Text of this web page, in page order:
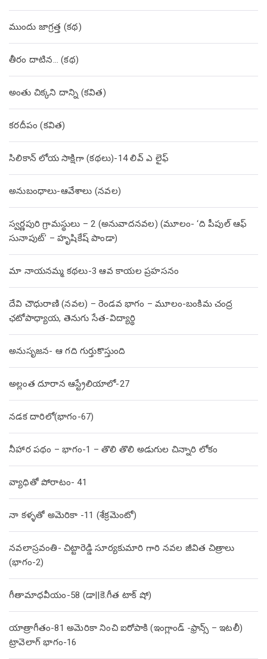
ముందు జాగ్రత్త (క‌థ‌)
తీరం దాటిన… (క‌థ‌)
అంతు చిక్కని దాన్ని (కవిత)
కరదీపం (కవిత)
సిలికాన్ లోయ సాక్షిగా (కథలు)-14 లివ్ ఎ లైఫ్
అనుబంధాలు-ఆవేశాలు (నవల)
స్వర్ణపురి గ్రామస్థులు – 2 (అనువాదనవల) (మూలం- ‘ది పీపుల్ ఆఫ్
సునాపుట్’ – హృషికేష్ పాండా)
మా నాయనమ్మ కథలు-3 ఆవ కాయల ప్రహసనం
దేవి చౌధురాణి (నవల) – రెండవ భాగం – మూలం-బంకిమ చంద్ర
ఛటోపాధ్యాయ, తెనుగు సేత-విద్యార్థి
అనుసృజన- ఆ గది గుర్తుకొస్తుంది
అల్లంత దూరాన ఆస్ట్రేలియాలో-27
నడక దారిలో(భాగం-67)
నీహార పథం – భాగం-1 – తొలి తొలి అడుగుల చిన్నారి లోకం
వ్యాధితో పోరాటం- 41
నా కళ్ళతో అమెరికా -11 (శేక్రమెంటో)
నవలాస్రవంతి- చిట్టారెడ్డి సూర్యకుమారి గారి నవల జీవిత చిత్రాలు
(భాగం-2)
గీతామాధవీయం-58 (డా||కె.గీత టాక్ షో)
యాత్రాగీతం-81 అమెరికా నించి ఐరోపాకి (ఇంగ్లాండ్ -ఫ్రాన్స్ – ఇటలీ)
ట్రావెలాగ్ భాగం-16